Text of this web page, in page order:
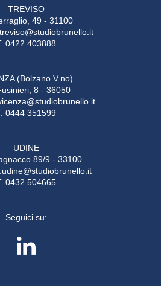
TREVISO
49 - 31100
0422 403888
(Bolzano V.no)
8 - 36050
0444 351599
UDINE
89/9 - 33100
0432 504665
Seguici su: